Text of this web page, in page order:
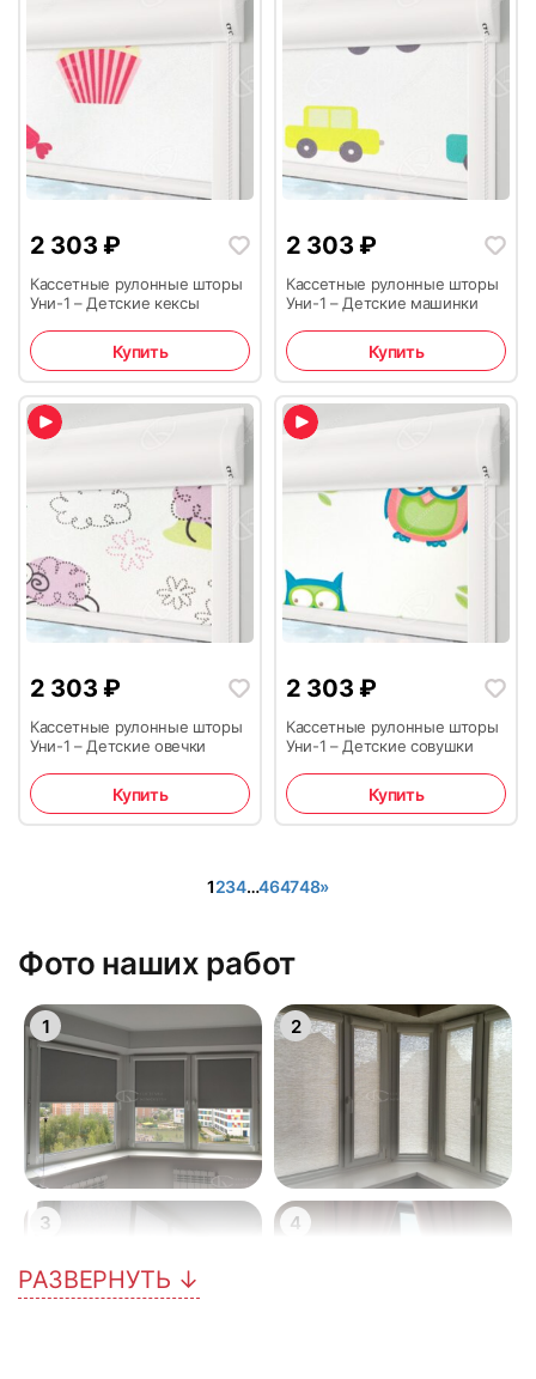
2 303 ₽
Кассетные рулонные шторы
Уни-1 – Детские кексы
Купить
2 303 ₽
Кассетные рулонные шторы
Уни-1 – Детские машинки
Купить
2 303 ₽
Кассетные рулонные шторы
Уни-1 – Детские овечки
Купить
2 303 ₽
Кассетные рулонные шторы
Уни-1 – Детские совушки
Купить
1234…464748»
Фото наших работ
1 2
3 4
РАЗВЕРНУТЬ ↓